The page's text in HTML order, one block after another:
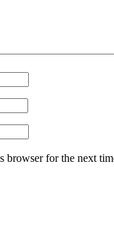
browser for the next